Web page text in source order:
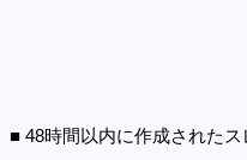
■ 48時間以内に作成されたス